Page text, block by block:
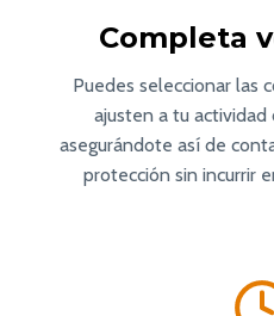
Completa
Puedes seleccionar las
ajusten a tu actividad
asegurándote así de
protección sin incurrir